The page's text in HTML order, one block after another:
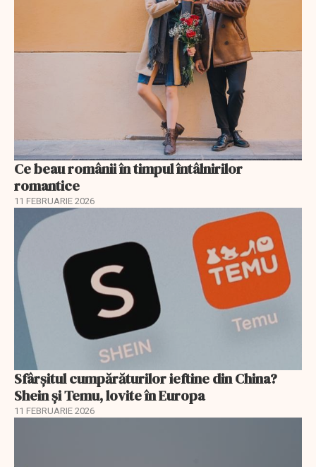
Ce beau românii în timpul întâlnirilor
romantice
11 FEBRUARIE 2026
Sfârșitul cumpărăturilor ieftine din China?
Shein și Temu, lovite în Europa
11 FEBRUARIE 2026